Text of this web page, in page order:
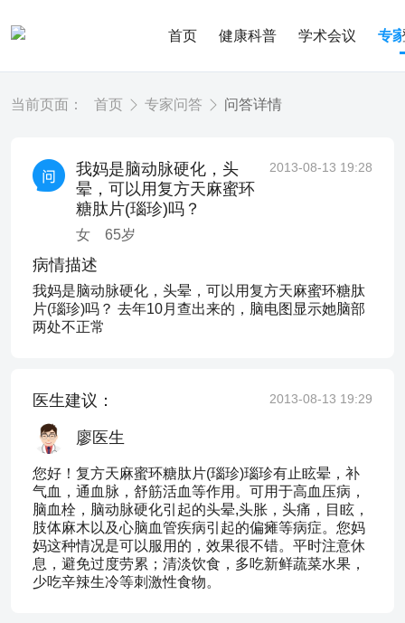
首页 健康科普 学术会议 专
当前页面： 首页 专家问答 问答详情
我妈是脑动脉硬化，头
晕，可以用复方天麻蜜环
糖肽片(瑙珍)吗？
女 65岁
2013-08-13 19:28
病情描述
我妈是脑动脉硬化，头晕，可以用复方天麻蜜环糖肽
片(瑙珍)吗？ 去年10月查出来的，脑电图显示她脑部
两处不正常
医生建议： 2013-08-13 19:29
廖医生
您好！复方天麻蜜环糖肽片(瑙珍)瑙珍有止眩晕，补
气血，通血脉，舒筋活血等作用。可用于高血压病，
脑血栓，脑动脉硬化引起的头晕,头胀，头痛，目眩，
肢体麻木以及心脑血管疾病引起的偏瘫等病症。您妈
妈这种情况是可以服用的，效果很不错。平时注意休
息，避免过度劳累；清淡饮食，多吃新鲜蔬菜水果，
少吃辛辣生冷等刺激性食物。